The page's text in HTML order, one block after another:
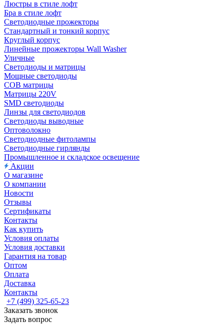
Люстры в стиле лофт
Бра в стиле лофт
Светодиодные прожекторы
Стандартный и тонкий корпус
Круглый корпус
Линейные прожекторы Wall Washer
Уличные
Светодиоды и матрицы
Мощные светодиоды
COB матрицы
Матрицы 220V
SMD светодиоды
Линзы для светодиодов
Светодиоды выводные
Оптоволокно
Светодиодные фитолампы
Светодиодные гирлянды
Промышленное и складское освещение
Акции
О магазине
О компании
Новости
Отзывы
Сертификаты
Контакты
Как купить
Условия оплаты
Условия доставки
Гарантия на товар
Оптом
Оплата
Доставка
Контакты
+7 (499) 325-65-23
Заказать звонок
Задать вопрос